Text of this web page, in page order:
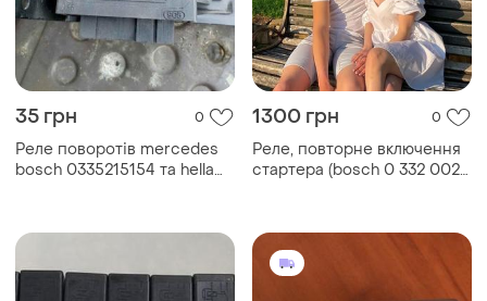
35 грн 0
Реле поворотів mercedes
bosch 0335215154 та hella
1300 грн 0
Реле, повторне включення
стартера (bosch 0 332 002